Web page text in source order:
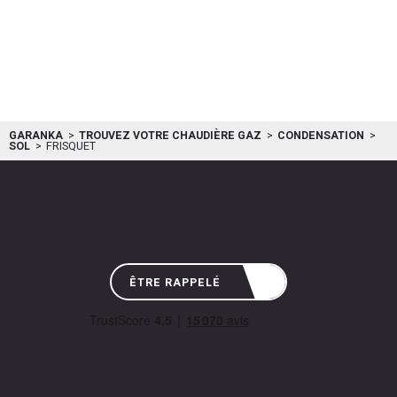
GARANKA TROUVEZ VOTRE CHAUDIÈRE GAZ CONDENSATION
SOL FRISQUET
ÊTRE RAPPELÉ